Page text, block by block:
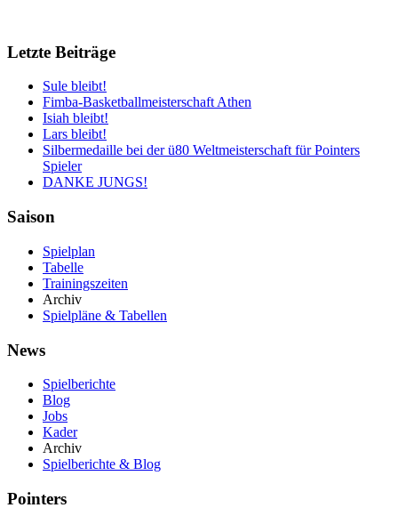
Letzte Beiträge
Sule bleibt!
Fimba-Basketballmeisterschaft Athen
Isiah bleibt!
Lars bleibt!
Silbermedaille bei der ü80 Weltmeisterschaft für Pointers
Spieler
DANKE JUNGS!
Saison
Spielplan
Tabelle
Trainingszeiten
Archiv
Spielpläne & Tabellen
News
Spielberichte
Blog
Jobs
Kader
Archiv
Spielberichte & Blog
Pointers